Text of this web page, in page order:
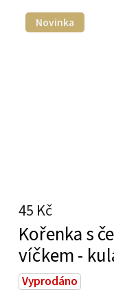
Novinka
Kořenka s
víčkem -
Vyprodáno
45 Kč